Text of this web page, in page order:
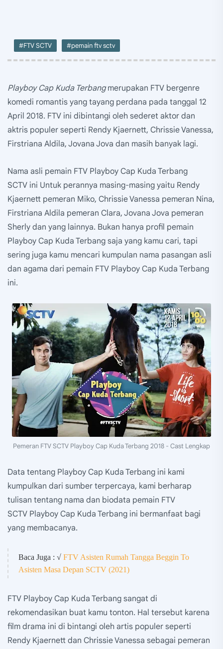
#FTV SCTV #pemain ftv sctv
Playboy Cap Kuda Terbangmerupakan FTV bergenre
komedi romantis yang tayang perdana pada tanggal 12
April 2018. FTV ini dibintangi oleh sederet aktor dan
aktris populer seperti Rendy Kjaernett, Chrissie Vanessa,
Firstriana Aldila, Jovana Jova dan masih banyak lagi.
Nama asli pemain FTV Playboy Cap Kuda Terbang
SCTV ini Untuk perannya masing-masing yaitu Rendy
Kjaernett pemeran Miko, Chrissie Vanessa pemeran Nina,
Firstriana Aldila pemeran Clara, Jovana Jova pemeran
Sherly dan yang lainnya. Bukan hanya profil pemain
Playboy Cap Kuda Terbang saja yang kamu cari, tapi
sering juga kamu mencari kumpulan nama pasangan asli
dan agama dari pemain FTV Playboy Cap Kuda Terbang
ini.
Pemeran FTV SCTV Playboy Cap Kuda Terbang 2018 - Cast Lengkap
Data tentang Playboy Cap Kuda Terbang ini kami
kumpulkan dari sumber terpercaya, kami berharap
tulisan tentang nama dan biodata pemain FTV
SCTV Playboy Cap Kuda Terbang ini bermanfaat bagi
yang membacanya.
Baca Juga : √ FTV Asisten Rumah Tangga Beggin To
Asisten Masa Depan SCTV (2021)
FTV Playboy Cap Kuda Terbang sangat di
rekomendasikan buat kamu tonton. Hal tersebut karena
film drama ini di bintangi oleh artis populer seperti
Rendy Kjaernett dan Chrissie Vanessa sebagai pemeran